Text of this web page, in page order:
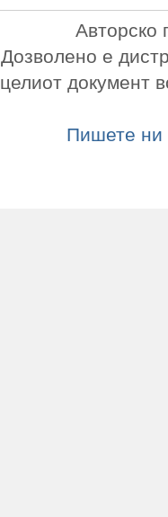
Авторско
Дозволено е
целиот документ
Пишете ни